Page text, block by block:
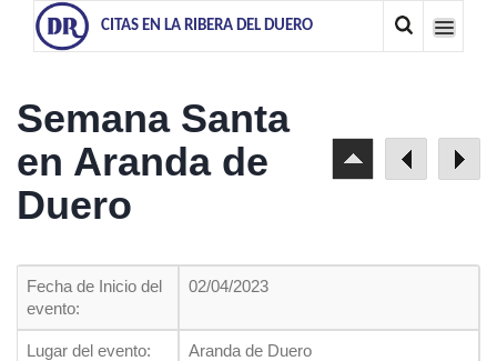
CITAS EN LA RIBERA DEL DUERO
Semana Santa
en Aranda de
Duero
Fecha de Inicio del
evento:
02/04/2023
Lugar del evento: Aranda de Duero